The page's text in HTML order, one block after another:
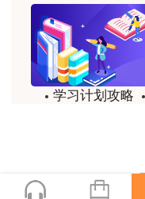
非常非常非常非常棒
用户xi****mo
土建计量这门课我
程，感觉各有千秋
时间是我们通过的
听王英老师的土建
学习计划攻略